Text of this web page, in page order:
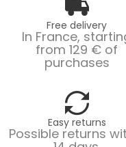
Free delivery
In France,
from 129 € of
purchases
Easy returns
Possible returns